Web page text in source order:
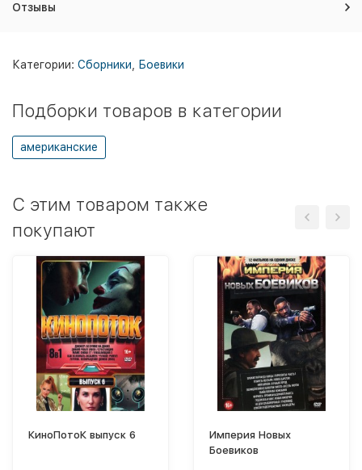
Отзывы
Категории: Сборники Боевики
Подборки товаров в категории
американские
C этим товаром также
покупают
КиноПотоК выпуск 6
Империя Новых
Боевиков